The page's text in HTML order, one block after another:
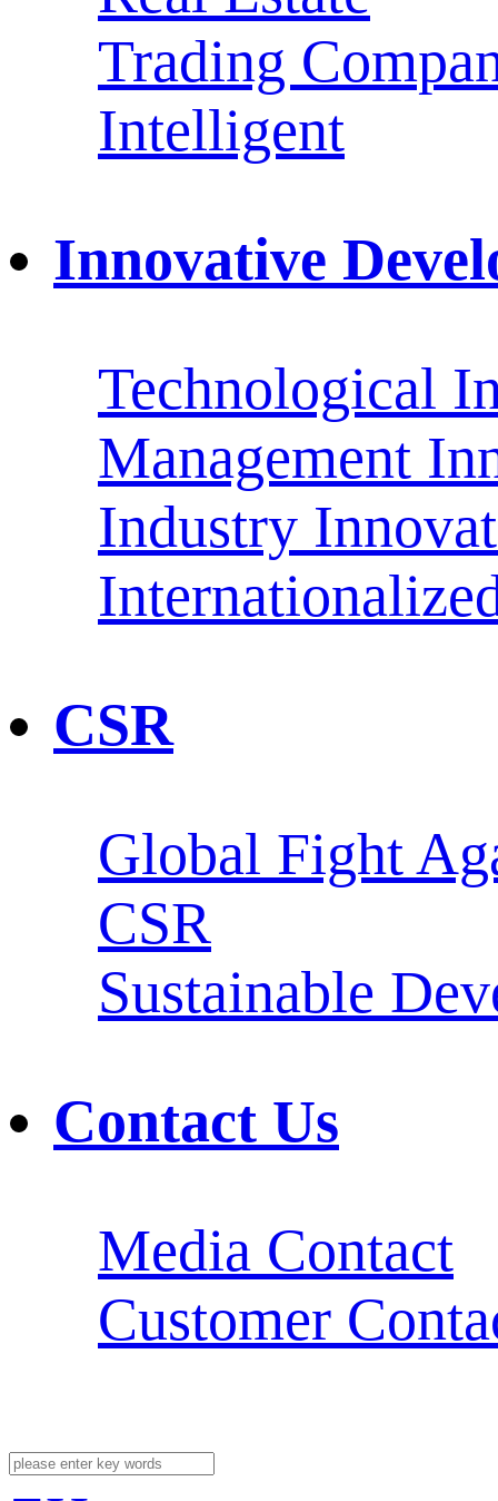
Trading
Intelligent
Innovative
Technological
Management
Industry
CSR
Global Fight
CSR
Sustainable
Contact Us
Media Contact
Customer